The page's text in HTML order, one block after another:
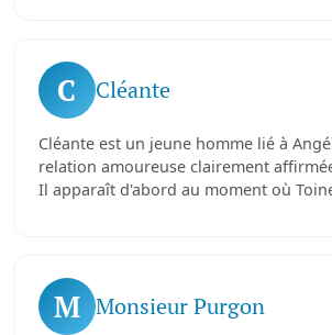
C Cléante
Cléante est un jeune homme lié à
relation amoureuse clairement
Il apparaît d'abord au moment où
M Monsieur Purgon